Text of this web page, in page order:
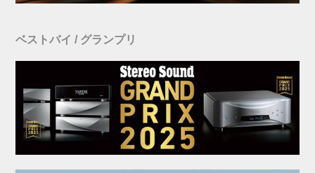
ベストバイ / グランプリ